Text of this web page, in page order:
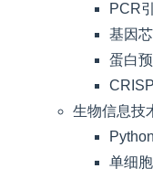
PCR
基因
蛋白
生物信息技
Python
单细